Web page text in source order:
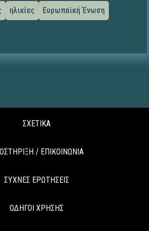
ηλικίες Ευρωπαϊκή Ένωση
ΣΧΕΤΙΚΑ
/ ΕΠΙΚΟΙΝΩΝΙΑ
ΣΥΧΝΕΣ ΕΡΩΤΗΣΕΙΣ
ΟΔΗΓΟΙ ΧΡΗΣΗΣ